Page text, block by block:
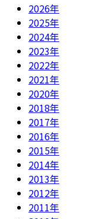
2026年
2025年
2024年
2023年
2022年
2021年
2020年
2018年
2017年
2016年
2015年
2014年
2013年
2012年
2011年